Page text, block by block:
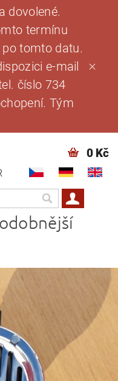
dovolené.
termínu
tomto datu.
e-mail
číslo 734
Tým
0 Kč